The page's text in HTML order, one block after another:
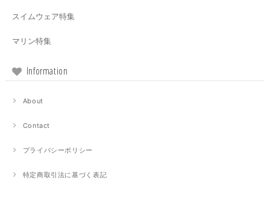
スイムウェア特集
マリン特集
Information
About
Contact
プライバシーポリシー
特定商取引法に基づく表記